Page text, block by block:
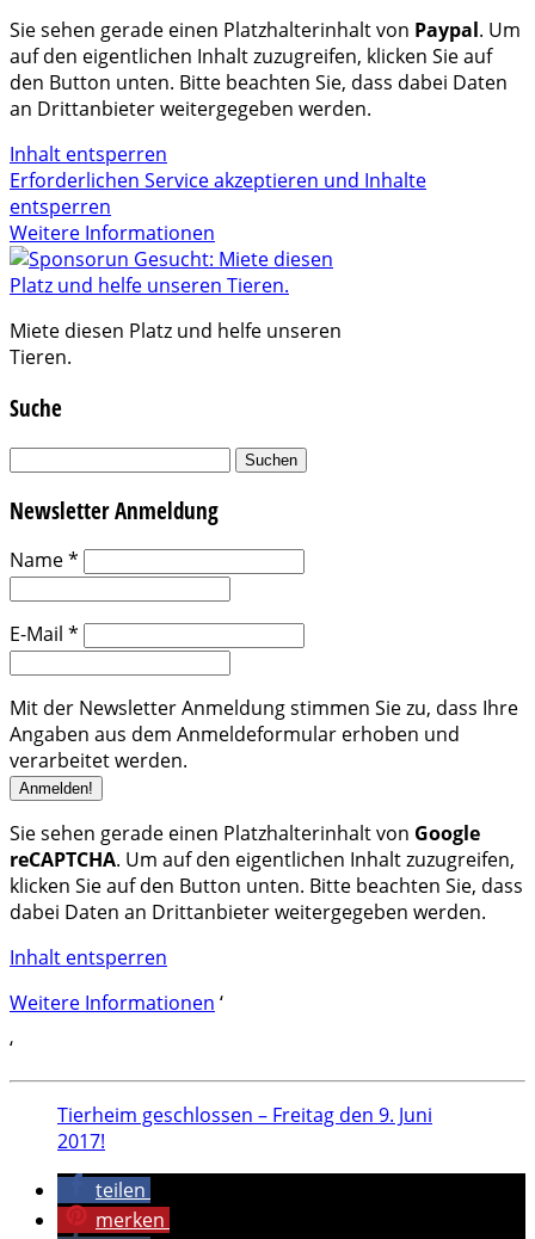
Sie sehen gerade einen Platzhalterinhalt von Paypal. Um
auf den eigentlichen Inhalt zuzugreifen, klicken Sie auf
den Button unten. Bitte beachten Sie, dass dabei Daten
an Drittanbieter weitergegeben werden.
Inhalt entsperren
Erforderlichen Service akzeptieren und Inhalte
entsperren
Weitere Informationen
Miete diesen Platz und helfe unseren
Tieren.
Suche
Suchen
Newsletter Anmeldung
Name*
E-Mail *
Mit der Newsletter Anmeldung stimmen Sie zu, dass Ihre
Angaben aus dem Anmeldeformular erhoben und
verarbeitet werden.
Sie sehen gerade einen Platzhalterinhalt von Google
reCAPTCHA. Um auf den eigentlichen Inhalt zuzugreifen,
klicken Sie auf den Button unten. Bitte beachten Sie, dass
dabei Daten an Drittanbieter weitergegeben werden.
Inhalt entsperren
Weitere Informationen ‘
‘
Tierheim geschlossen – Freitag den 9. Juni
2017!
teilen
merken